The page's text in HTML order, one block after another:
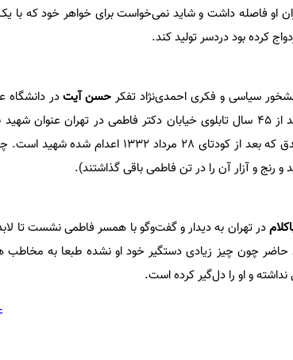
او فاصله داشت و شاید نمی‌خواست برای خواهر خود که با
کرده بود دردسر تولید کند.
سیاسی و فکری احمدی‌نژاد تفکر حسن آیتدر
داشت. (‌هنوز بعد از 45 سال تابلوی خیابان دکتر فاطمی در تهران
خارجه دکتر مصدق که بعد از کودتای 28
و رنج و آزار آن را در تن فاطمی باقی گذاشتند).
در تهران به دیدار و گفت‌و‌گو با همسر فاطمی نشست تا
حاضر چون چیز زیادی دستگیر خود او نشده طبعا به
و او را دل‌گیر کرده است.